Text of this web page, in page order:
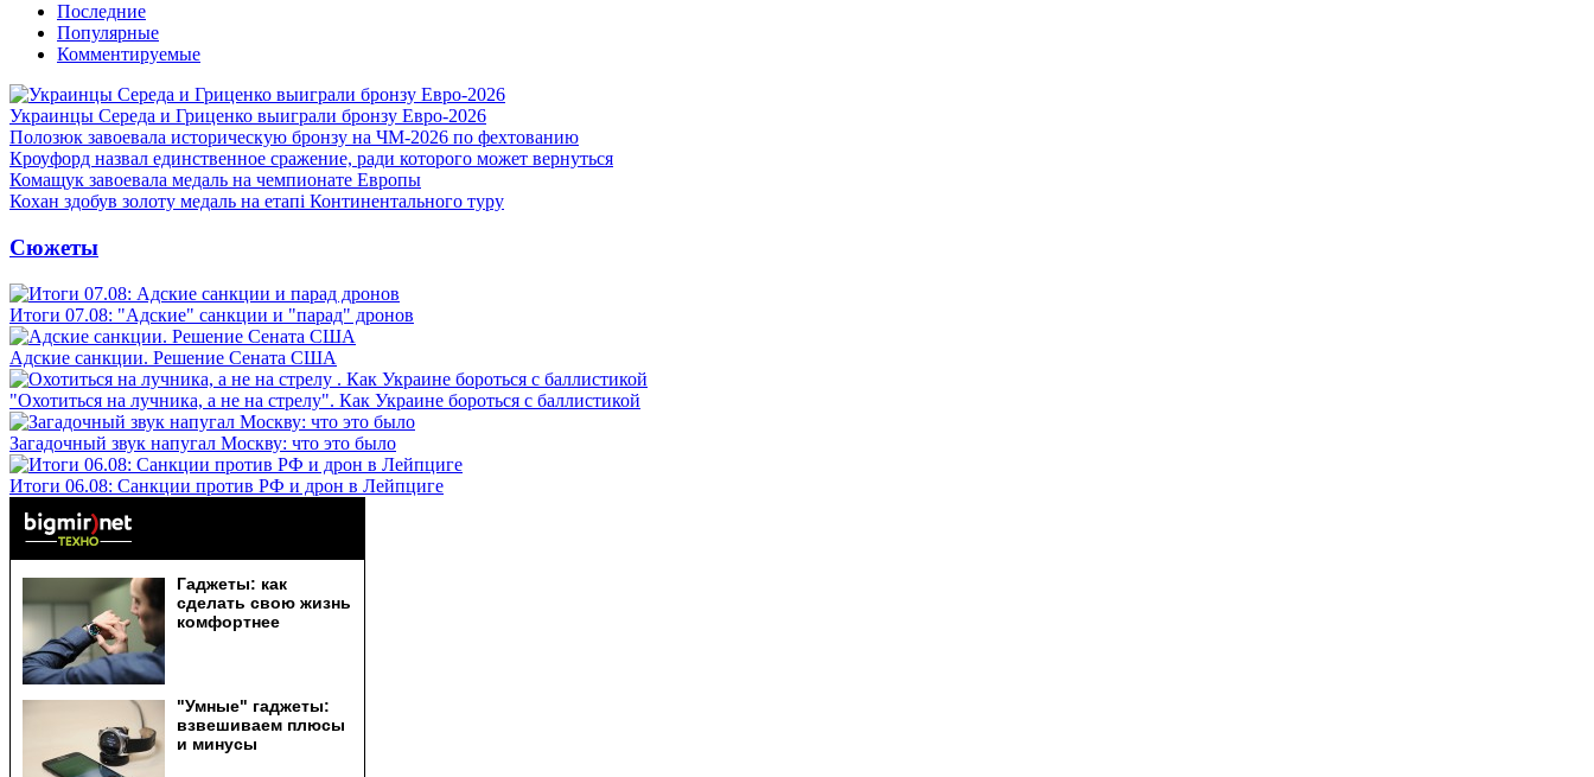
Последние
Популярные
Комментируемые
Украинцы Середа и Гриценко выиграли бронзу Евро-2026
Полозюк завоевала историческую бронзу на ЧМ-2026 по фехтованию
Кроуфорд назвал единственное сражение, ради которого может вернуться
Комащук завоевала медаль на чемпионате Европы
Кохан здобув золоту медаль на етапі Континентального туру
Сюжеты
Итоги 07.08: "Адские" санкции и "парад" дронов
Адские санкции. Решение Сената США
"Охотиться на лучника, а не на стрелу". Как Украине бороться с баллистикой
Загадочный звук напугал Москву: что это было
Итоги 06.08: Санкции против РФ и дрон в Лейпциге